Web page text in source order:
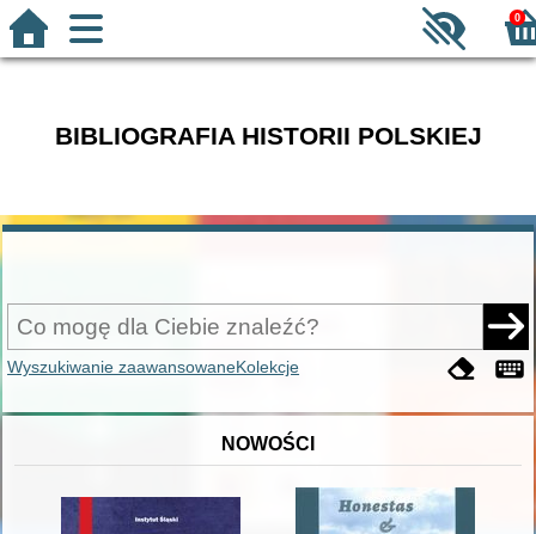
0
BIBLIOGRAFIA HISTORII POLSKIEJ
Wyszukiwanie zaawansowaneKolekcje
NOWOŚCI